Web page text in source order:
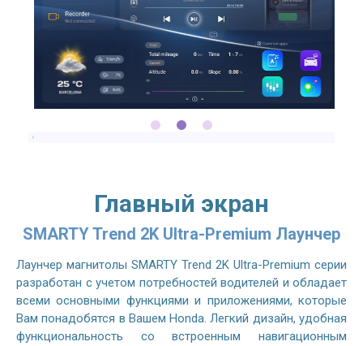
Главный экран
SMARTY Trend 2K Ultra-Premium Лаунчер
Лаунчер магнитолы SMARTY Trend 2K Ultra-Premium серии
разработан с учетом потребностей водителей и обладает
всеми основными функциями и приложениями, которые
Вам понадобятся в Вашем Honda. Легкий дизайн, удобная
функциональность со встроенным навигационным